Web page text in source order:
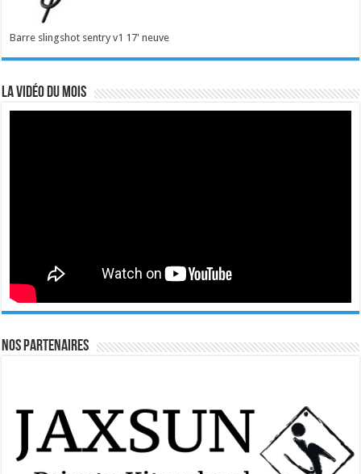
Barre slingshot sentry v1 17' neuve
La vidéo du mois
Nos Partenaires